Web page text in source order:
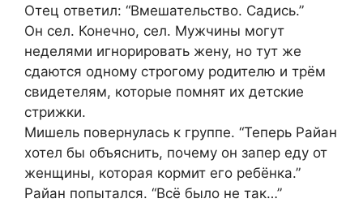
Отец ответил: “Вмешательство. Садись.”
Он сел. Конечно, сел. Мужчины могут
неделями игнорировать жену, но тут же
сдаются одному строгому родителю и трём
свидетелям, которые помнят их детские
стрижки.
Мишель повернулась к группе. “Теперь Райан
хотел бы объяснить, почему он запер еду от
женщины, которая кормит его ребёнка.”
Райан попытался. “Всё было не так…”